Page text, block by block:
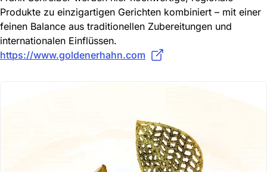
Produkte zu einzigartigen Gerichten kombiniert – mit einer
feinen Balance aus traditionellen Zubereitungen und
internationalen Einflüssen.
https://www.goldenerhahn.com